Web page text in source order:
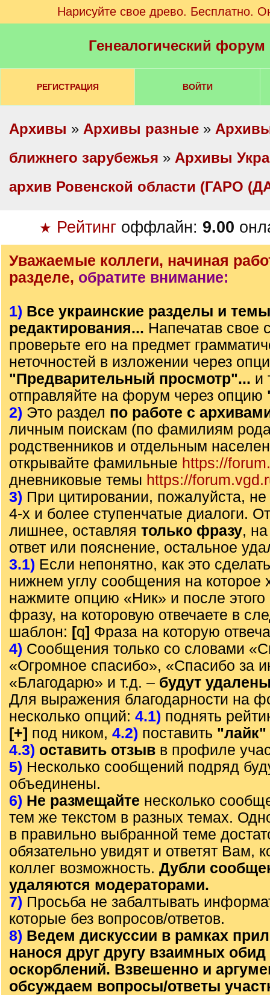
Нарисуйте свое древо. Бесплатно.
Генеалогический
РЕГИСТРАЦИЯ ВОЙТИ
Архивы » Архивы разные »
ближнего зарубежья » Архивы
архив Ровенской области (ГАРО
★ Рейтинг оффлайн: 9.00
Уважаемые коллеги, начиная
разделе, обратите внимание:
1) Все украинские разделы и
редактирования... Напечатав свое
проверьте его на предмет
неточностей в изложении через
"Предварительный просмотр"... и
отправляйте на форум через опцию
2) Это раздел по работе с
личным поискам (по фамилиям
родственников и отдельным
открывайте фамильные https://
дневниковые темы https://
3) При цитировании, пожалуйста, не
4-х и более ступенчатые диалоги.
лишнее, оставляя только фразу,
ответ или пояснение, остальное
3.1) Если непонятно, как это
нижнем углу сообщения на которое
нажмите опцию «Ник» и после этого
фразу, на которовую отвечаете в
шаблон: [q] Фраза на которую
4) Сообщения только со словами
«Огромное спасибо», «Спасибо за
«Благодарю» и т.д. – будут
Для выражения благодарности на
несколько опций: 4.1) поднять
[+] под ником, 4.2) поставить "лайк"
4.3) оставить отзыв в профиле
5) Несколько сообщений подряд
объединены.
6) Не размещайте несколько
тем же текстом в разных темах.
в правильно выбранной теме
обязательно увидят и ответят Вам,
коллег возможность. Дубли
удаляются модераторами.
7) Просьба не забалтывать
которые без вопросов/ответов.
8) Ведем дискуссии в рамках
нанося друг другу взаимных обид
оскорблений. Взвешенно и
обсуждаем вопросы/ответы